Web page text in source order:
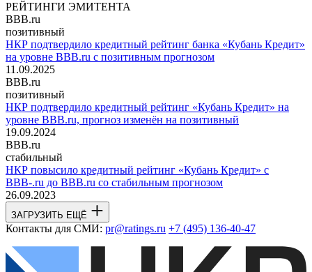
РЕЙТИНГИ ЭМИТЕНТА
BBB.ru
позитивный
НКР подтвердило кредитный рейтинг банка «Кубань Кредит»
на уровне BBB.ru с позитивным прогнозом
11.09.2025
BBB.ru
позитивный
НКР подтвердило кредитный рейтинг «Кубань Кредит» на
уровне BBB.ru, прогноз изменён на позитивный
19.09.2024
BBB.ru
стабильный
НКР повысило кредитный рейтинг «Кубань Кредит» с
BBB-.ru до BBB.ru со стабильным прогнозом
26.09.2023
ЗАГРУЗИТЬ ЕЩЁ
Контакты для СМИ: pr@ratings.ru +7 (495) 136-40-47